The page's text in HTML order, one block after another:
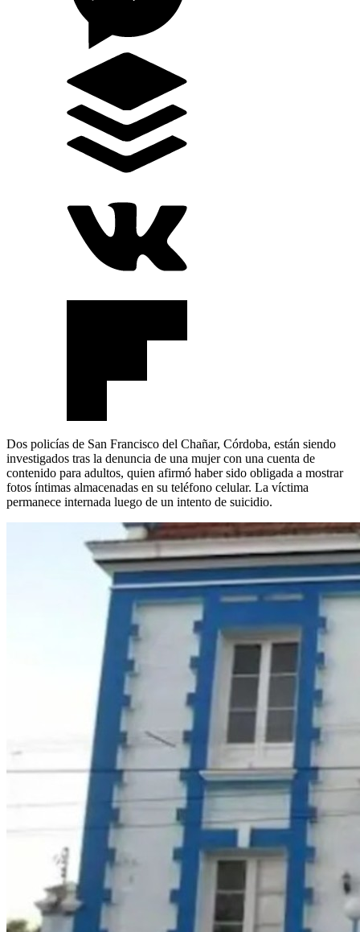
Dos policías de San Francisco del Chañar, Córdoba, están siendo
investigados tras la denuncia de una mujer con una cuenta de
contenido para adultos, quien afirmó haber sido obligada a mostrar
fotos íntimas almacenadas en su teléfono celular. La víctima
permanece internada luego de un intento de suicidio.